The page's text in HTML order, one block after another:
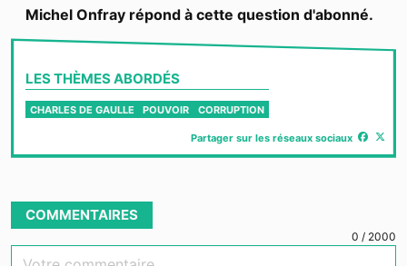
Michel Onfray répond à cette question d'abonné.
LES THÈMES ABORDÉS
CHARLES DE GAULLE POUVOIR CORRUPTION
Partager sur les réseaux sociaux
COMMENTAIRES
0 / 2000
Votre commentaire...